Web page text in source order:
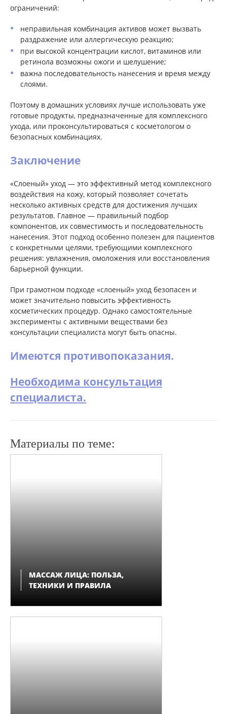
ограничений:
неправильная комбинация активов может вызвать
раздражение или аллергическую реакцию;
при высокой концентрации кислот, витаминов или
ретинола возможны ожоги и шелушение;
важна последовательность нанесения и время между
слоями.
Поэтому в домашних условиях лучше использовать уже
готовые продукты, предназначенные для комплексного
ухода, или проконсультироваться с косметологом о
безопасных комбинациях.
Заключение
«Слоеный» уход — это эффективный метод комплексного
воздействия на кожу, который позволяет сочетать
несколько активных средств для достижения лучших
результатов. Главное — правильный подбор
компонентов, их совместимость и последовательность
нанесения. Этот подход особенно полезен для пациентов
с конкретными целями, требующими комплексного
решения: увлажнения, омоложения или восстановления
барьерной функции.
При грамотном подходе «слоеный» уход безопасен и
может значительно повысить эффективность
косметических процедур. Однако самостоятельные
эксперименты с активными веществами без
консультации специалиста могут быть опасны.
Имеются противопоказания.
Необходима консультация
специалиста.
Материалы по теме:
МАССАЖ ЛИЦА: ПОЛЬЗА,
ТЕХНИКИ И ПРАВИЛА